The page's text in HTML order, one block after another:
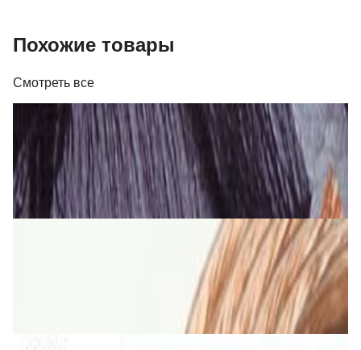
Похожие товары
Смотреть все
Кабель Real Cable FL 250 T
26,00 р.
✓ В корзину Добавляем Добавлено
Кабель TAGA Harmony TAVC-14C 2х2 мм кв.
Добавлено